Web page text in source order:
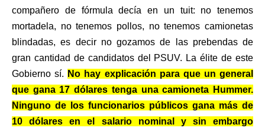
compañero de fórmula decía en un tuit: no tenemos
mortadela, no tenemos pollos, no tenemos camionetas
blindadas, es decir no gozamos de las prebendas de
gran cantidad de candidatos del PSUV. La élite de este
Gobierno sí. No hay explicación para que un general
que gana 17 dólares tenga una camioneta Hummer.
Ninguno de los funcionarios públicos gana más de
10 dólares en el salario nominal y sin embargo